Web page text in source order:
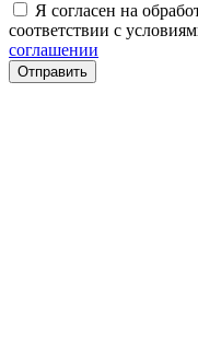
Я согласен на
соответствии с
соглашении